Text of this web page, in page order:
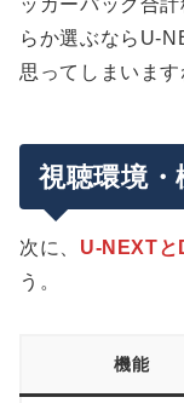
ッカーパック合
らか選ぶならU-
思ってしまいます
視聴環境
次に、 U-NEXTと
う。
機能